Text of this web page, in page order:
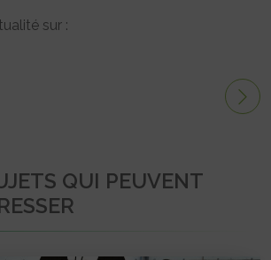
sur :
QUI PEUVENT